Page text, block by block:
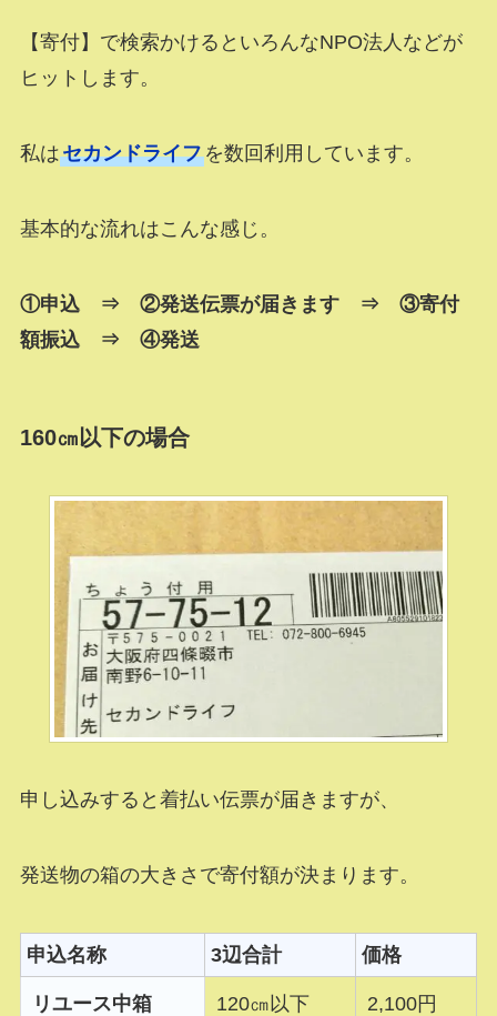
【寄付】で検索かけるといろんなNPO法人などが
ヒットします。
私はセカンドライフを数回利用しています。
基本的な流れはこんな感じ。
①申込 ⇒ ②発送伝票が届きます ⇒ ③寄付
額振込 ⇒ ④発送
160㎝以下の場合
申し込みすると着払い伝票が届きますが、
発送物の箱の大きさで寄付額が決まります。
申込名称 3辺合計 価格
リユース中箱 120㎝以下 2,100円